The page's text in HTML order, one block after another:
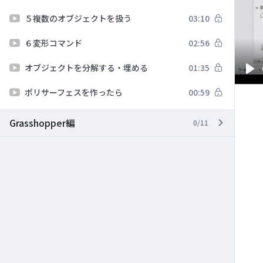
５複数のオブジェクトを扱う 03:10
６変形コマンド 02:56
オブジェクトを分解する・埋める 01:35
ポリサーフェスを作ったら 00:59
Grasshopper編 0/11